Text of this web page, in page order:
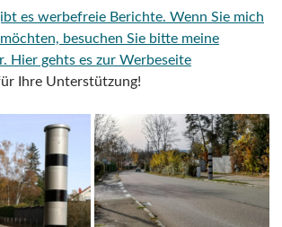
es werbefreie Berichte. Wenn Sie mich
besuchen Sie bitte meine
Hier gehts es zur Werbeseite
Ihre Unterstützung!